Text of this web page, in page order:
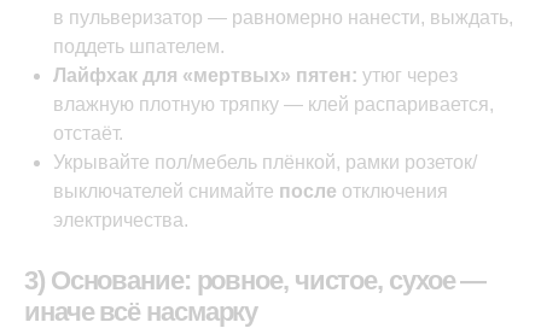
в пульверизатор — равномерно нанести, выждать,
поддеть шпателем.
Лайфхак для «мертвых» пятен: утюг через
влажную плотную тряпку — клей распаривается,
отстаёт.
Укрывайте пол/мебель плёнкой, рамки розеток/
выключателей снимайте после отключения
электричества.
3) Основание: ровное, чистое, сухое —
иначе всё насмарку